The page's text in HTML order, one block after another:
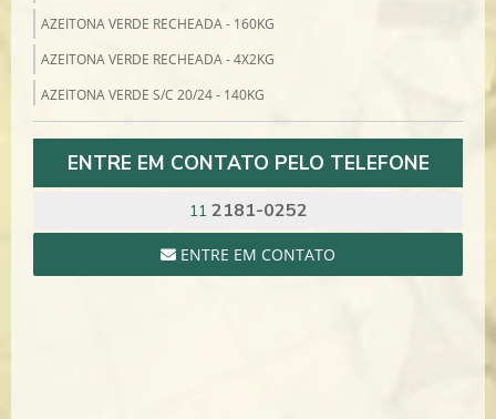
AZEITONA VERDE RECHEADA - 160KG
AZEITONA VERDE RECHEADA - 4X2KG
AZEITONA VERDE S/C 20/24 - 140KG
AZEITONA VERDE SEM CAROÇO - 14KG
BACALHAU COD 10/1 MORHUA 7/8 NILS SPERRE - 25KG
BACALHAU PORTO 11/15 MORHUA SCAN MAR - 50KG
ENTRE EM CONTATO PELO TELEFONE
11 2181-0252
ENTRE EM CONTATO